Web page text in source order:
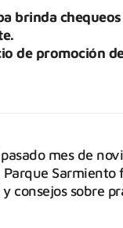
brinda
de promoción
mes de
consejos sobre